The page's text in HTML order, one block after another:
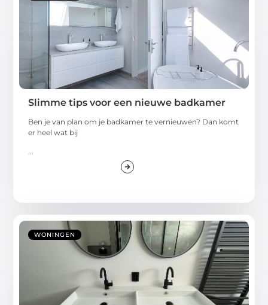
Slimme tips voor een nieuwe badkamer
Ben je van plan om je badkamer te vernieuwen? Dan komt
er heel wat bij
...
WONINGEN